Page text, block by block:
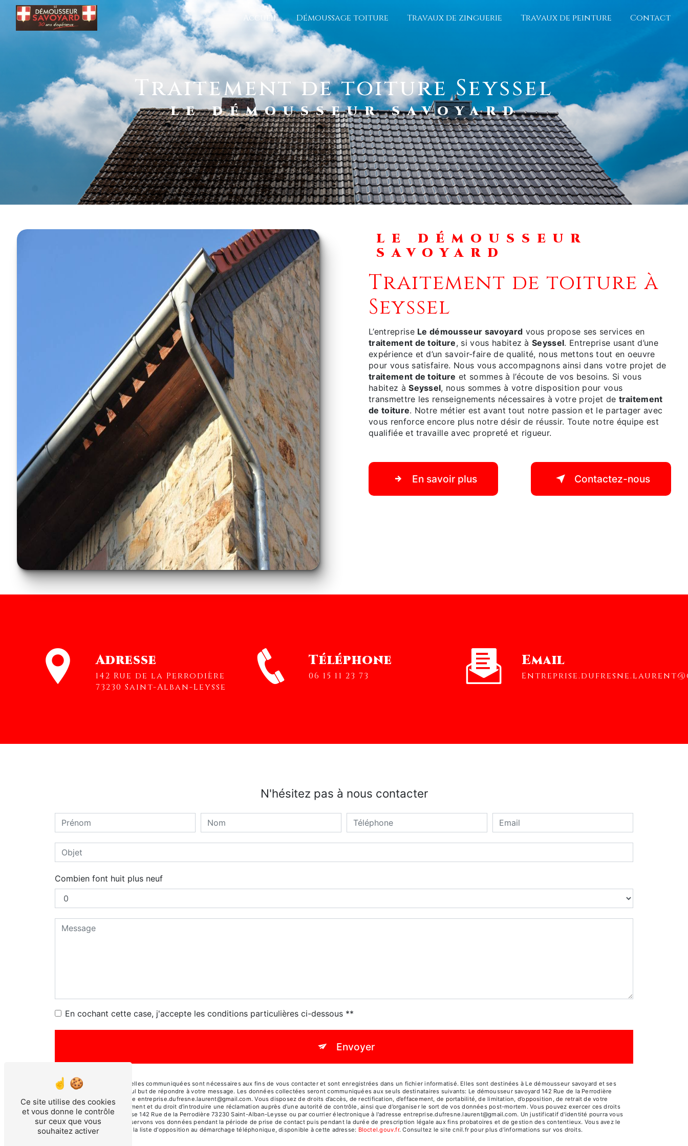
Accueil Démoussage toiture Travaux de zinguerie Travaux de peinture Contact
traitement de toiture Seyssel
LE DÉMOUSSEUR SAVOYARD
LE DÉMOUSSEUR
SAVOYARD
traitement de toiture à
Seyssel
L’entreprise Le démousseur savoyard vous propose ses services en
traitement de toiture, si vous habitez àSeyssel. Entreprise usant d’une
expérience et d’un savoir-faire de qualité, nous mettons tout en oeuvre
pour vous satisfaire. Nous vous accompagnons ainsi dans votre projet de
traitement de toiture et sommes à l’écoute de vos besoins. Si vous
habitez àSeyssel, nous sommes à votre disposition pour vous
transmettre les renseignements nécessaires à votre projet de traitement
de toiture. Notre métier est avant tout notre passion et le partager avec
vous renforce encore plus notre désir de réussir. Toute notre équipe est
qualifiée et travaille avec propreté et rigueur.
En savoir plus Contactez-nous
Adresse
142 Rue de la Perrodière
73230 Saint-Alban-Leysse
Téléphone
06 15 11 23 73
Email
N'hésitez pas à nous contacter
Combien font huit plus neuf
En cochant cette case, j'accepte les conditions particulières ci-dessous **
Envoyer
** Les données personnelles communiquées sont nécessaires aux fins de vous contacter et sont enregistrées dans un fichier informatisé. Elles sont destinées à Le démousseur savoyard et ses
sous-traitants dans le seul but de répondre à votre message. Les données collectées seront communiquées aux seuls destinataires suivants: Le démousseur savoyard 142 Rue de la Perrodière
73230 Saint-Alban-Leysse entreprise.dufresne.laurent@gmail.com. Vous disposez de droits d’accès, de rectification, d’effacement, de portabilité, de limitation, d’opposition, de retrait de votre
consentement à tout moment et du droit d’introduire une réclamation auprès d’une autorité de contrôle, ainsi que d’organiser le sort de vos données post-mortem. Vous pouvez exercer ces droits
par voie postale à l'adresse 142 Rue de la Perrodière 73230 Saint-Alban-Leysse ou par courrier électronique à l'adresse entreprise.dufresne.laurent@gmail.com. Un justificatif d'identité pourra vous
être demandé. Nous conservons vos données pendant la période de prise de contact puis pendant la durée de prescription légale aux fins probatoires et de gestion des contentieux. Vous avez le
droit de vous inscrire sur la liste d'opposition au démarchage téléphonique, disponible à cette adresse:
Bloctel.gouv.fr. Consultez le site cnil.fr pour plus d’informations sur vos droits.
Panneau de gestion des cookies
Ce site utilise des cookies
et vous donne le contrôle
sur ceux que vous
souhaitez activer